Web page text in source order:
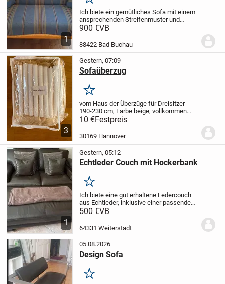
1
Merken
Ich biete ein gemütliches Sofa mit einem
ansprechenden Streifenmuster und
einem robusten Holzrahmen an. Dieses
Wohnzimmer und lädt zum Entspannen
900 €VB
88422 Bad Buchau
3
Gestern, 07:09
Sofaüberzug
Merken
vom Haus der Überzüge für Dreisitzer
190-230 cm, Farbe beige, vollkommen
ungebraucht wegen Fehlkauf, Neupreis
für 44,90 €, sehr dehnbares Material mit
Styroporstangen zum Festklemmen
10 €Festpreis
30169 Hannover
1
Gestern, 05:12
Echtleder Couch mit Hockerbank
Merken
Ich biete eine gut erhaltene Ledercouch
aus Echtleder, inklusive einer passenden
Hockerbank und zwei Lederkissen.
Wohnzimmer gemütlich und stilvoll
500 €VB
64331 Weiterstadt
05.08.2026
Design Sofa
Merken